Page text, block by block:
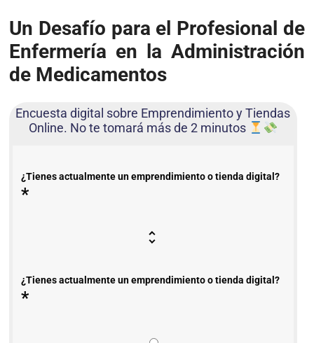
Un Desafío para el Profesional de
Enfermería en la Administración
de Medicamentos
Encuesta digital sobre Emprendimiento y Tiendas
Online. No te tomará más de 2 minutos
¿Tienes actualmente un emprendimiento o tienda digital?
*
¿Tienes actualmente un emprendimiento o tienda digital?
*